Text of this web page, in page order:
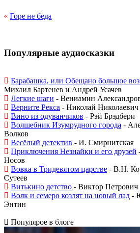
« Горе не беда
Популярные аудиосказки
Барабашка, или Обещано большое
Михаил Бартенев и Андрей Усачев
Легкие шаги - Вениамин
Верните Рекса - Николай
Вино из одуванчиков - Рэй Брэдбери
Волшебник Изумрудного города -
Волков
Весёлый детектив - И. Смирнитская
Приключения Незнайки и его друзей
Носов
Вовка в Тридевятом царстве - В.Н.
Сутеев
Витькино детство - Виктор Петрович
Волк и семеро козлят на новый лад -
Энтин
Популярое в блоге